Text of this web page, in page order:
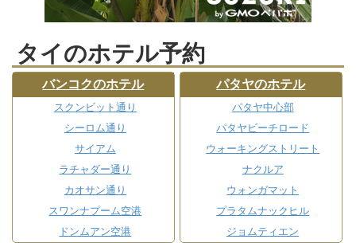
タイのホテル予約
バンコクのホテル
スクンビット通り
シーロム通り
サイアム
ラチャダー通り
カオサン通り
スワンナプーム空港
ドンムアン空港
パタヤのホテル
パタヤ中心部
パタヤビーチロード
ウォーキングストリート
ナクルア
ウォンガマット
プラタムナックヒル
ジョムティエン